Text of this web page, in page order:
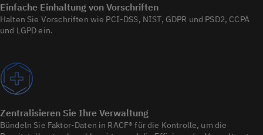
Einfache Einhaltung von Vorschriften
Halten Sie Vorschriften wie PCI-DSS, NIST, GDPR und PSD2, CCPA
und LGPD ein.
Zentralisieren Sie Ihre Verwaltung
Bündeln Sie Faktor-Daten in RACF® für die Kontrolle, um die